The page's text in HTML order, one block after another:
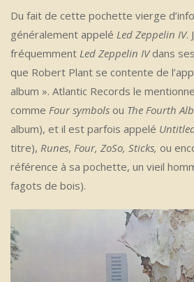
Du fait de cette pochette vierge
généralement appelé Led Zeppelin IV.
fréquemment Led Zeppelin IVdans
que Robert Plant se contente de
album ». Atlantic Records le
comme Four symbols ou The Fourth
album), et il est parfois appelé
titre), Runes, Four, ZoSo, Sticks, ou
référence à sa pochette, un vieil
fagots de bois).